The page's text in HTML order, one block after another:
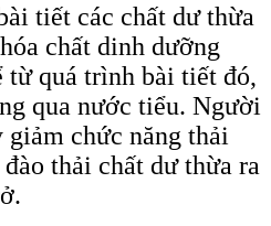
tiết các chất dư thừa
chất dinh dưỡng
từ quá trình bài tiết đó,
qua nước tiểu. Người
giảm chức năng thải
thải chất dư thừa ra